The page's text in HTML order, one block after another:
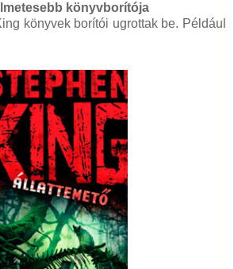
könyvborítója
könyvek borítói ugrottak be. Például